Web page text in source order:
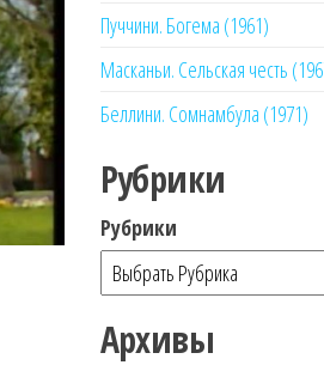
Пуччини. Богема (1961)
Масканьи. Сельская честь
Беллини. Сомнамбула (1971)
Рубрики
Рубрики
Архивы